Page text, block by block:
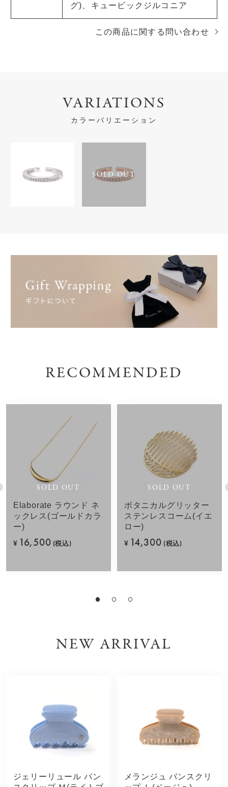
グ)、キュービックジルコニア
この商品に関する問い合わせ
VARIATIONS
カラーバリエーション
SOLD OUT
RECOMMENDED
SOLD OUT
Elaborate ラウンド ネ
ックレス(ゴールドカラ
ー)
¥ 16,500 (税込)
SOLD OUT
ボタニカルグリッター
ステンレスコーム(イエ
ロー)
¥ 14,300 (税込)
NEW ARRIVAL
ジェリーリュール バン
メランジュ バンスクリ